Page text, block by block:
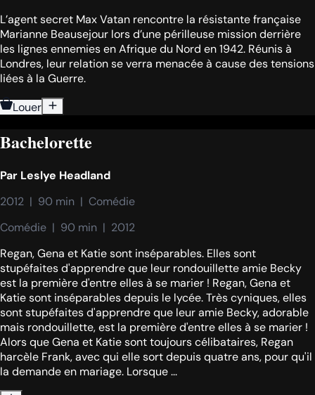
L’agent secret Max Vatan rencontre la résistante française
Marianne Beausejour lors d’une périlleuse mission derrière
les lignes ennemies en Afrique du Nord en 1942. Réunis à
Londres, leur relation se verra menacée à cause des tensions
liées à la Guerre.
Louer
Bachelorette
Par Leslye Headland
2012  |  90 min  |  Comédie
Comédie  |  90 min  |  2012
Regan, Gena et Katie sont inséparables. Elles sont
stupéfaites d'apprendre que leur rondouillette amie Becky
est la première d'entre elles à se marier ! Regan, Gena et
Katie sont inséparables depuis le lycée. Très cyniques, elles
sont stupéfaites d'apprendre que leur amie Becky, adorable
mais rondouillette, est la première d'entre elles à se marier !
Alors que Gena et Katie sont toujours célibataires, Regan
harcèle Frank, avec qui elle sort depuis quatre ans, pour qu'il
la demande en mariage. Lorsque ...